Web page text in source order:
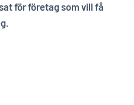
för företag som vill få